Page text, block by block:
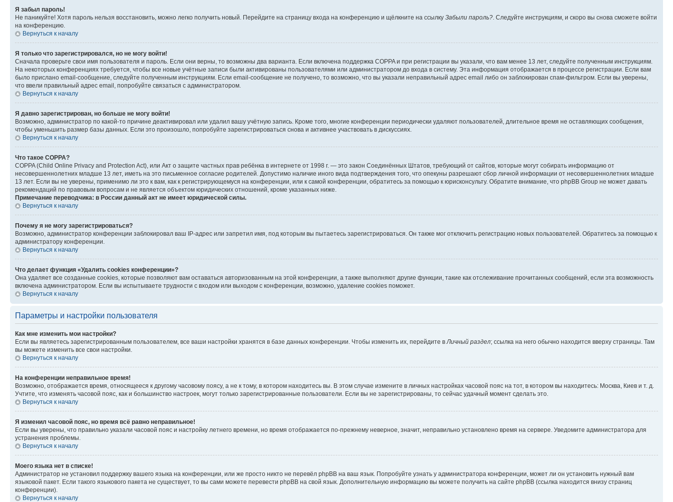
Я забыл пароль!
Не паникуйте! Хотя пароль нельзя восстановить, можно легко получить новый. Перейдите на страницу входа на конференцию и щёлкните на ссылку Забыли пароль? . Следуйте инструкциям, и скоро вы снова сможете войти
на конференцию.
Вернуться к началу
Я только что зарегистрировался, но не могу войти!
Сначала проверьте свои имя пользователя и пароль. Если они верны, то возможны два варианта. Если включена поддержка COPPA и при регистрации вы указали, что вам менее 13 лет, следуйте полученным инструкциям.
На некоторых конференциях требуется, чтобы все новые учётные записи были активированы пользователями или администратором до входа в систему. Эта информация отображается в процессе регистрации. Если вам
было прислано email-сообщение, следуйте полученным инструкциям. Если email-сообщение не получено, то возможно, что вы указали неправильный адрес email либо он заблокирован спам-фильтром. Если вы уверены,
что ввели правильный адрес email, попробуйте связаться с администратором.
Вернуться к началу
Я давно зарегистрирован, но больше не могу войти!
Возможно, администратор по какой-то причине деактивировал или удалил вашу учётную запись. Кроме того, многие конференции периодически удаляют пользователей, длительное время не оставляющих сообщения,
чтобы уменьшить размер базы данных. Если это произошло, попробуйте зарегистрироваться снова и активнее участвовать в дискуссиях.
Вернуться к началу
Что такое COPPA?
COPPA (Child Online Privacy and Protection Act), или Акт о защите частных прав ребёнка в интернете от 1998 г. — это закон Соединённых Штатов, требующий от сайтов, которые могут собирать информацию от
несовершеннолетних младше 13 лет, иметь на это письменное согласие родителей. Допустимо наличие иного вида подтверждения того, что опекуны разрешают сбор личной информации от несовершеннолетних младше
13 лет. Если вы не уверены, применимо ли это к вам, как к регистрирующемуся на конференции, или к самой конференции, обратитесь за помощью к юрисконсульту. Обратите внимание, что phpBB Group не может давать
рекомендаций по правовым вопросам и не является объектом юридических отношений, кроме указанных ниже.
Примечание переводчика: в России данный акт не имеет юридической силы.
Вернуться к началу
Почему я не могу зарегистрироваться?
Возможно, администратор конференции заблокировал ваш IP-адрес или запретил имя, под которым вы пытаетесь зарегистрироваться. Он также мог отключить регистрацию новых пользователей. Обратитесь за помощью к
администратору конференции.
Вернуться к началу
Что делает функция «Удалить cookies конференции»?
Она удаляет все созданные cookies, которые позволяют вам оставаться авторизованным на этой конференции, а также выполняют другие функции, такие как отслеживание прочитанных сообщений, если эта возможность
включена администратором. Если вы испытываете трудности с входом или выходом с конференции, возможно, удаление cookies поможет.
Вернуться к началу
Параметры и настройки пользователя
Как мне изменить мои настройки?
Если вы являетесь зарегистрированным пользователем, все ваши настройки хранятся в базе данных конференции. Чтобы изменить их, перейдите в Личный раздел; ссылка на него обычно находится вверху страницы. Там
вы можете изменить все свои настройки.
Вернуться к началу
На конференции неправильное время!
Возможно, отображается время, относящееся к другому часовому поясу, а не к тому, в котором находитесь вы. В этом случае измените в личных настройках часовой пояс на тот, в котором вы находитесь: Москва, Киев и т. д.
Учтите, что изменять часовой пояс, как и большинство настроек, могут только зарегистрированные пользователи. Если вы не зарегистрированы, то сейчас удачный момент сделать это.
Вернуться к началу
Я изменил часовой пояс, но время всё равно неправильное!
Если вы уверены, что правильно указали часовой пояс и настройку летнего времени, но время отображается по-прежнему неверное, значит, неправильно установлено время на сервере. Уведомите администратора для
устранения проблемы.
Вернуться к началу
Моего языка нет в списке!
Администратор не установил поддержку вашего языка на конференции, или же просто никто не перевёл phpBB на ваш язык. Попробуйте узнать у администратора конференции, может ли он установить нужный вам
языковой пакет. Если такого языкового пакета не существует, то вы сами можете перевести phpBB на свой язык. Дополнительную информацию вы можете получить на сайте phpBB (ссылка находится внизу страниц
конференции).
Вернуться к началу